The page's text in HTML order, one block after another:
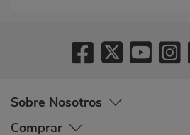
Sobre Nosotros
Comprar